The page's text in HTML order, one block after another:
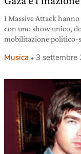
I Massive Attack
con uno show unico,
mobilitazione politico-
Musica 3 settembre